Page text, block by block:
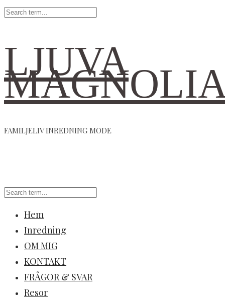
LJUVA
FAMILJELIV INREDNING MODE
Hem
Inredning
OM MIG
KONTAKT
FRÅGOR & SVAR
Resor